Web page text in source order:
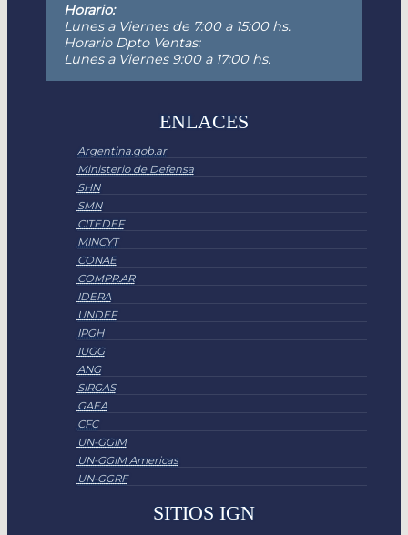
Horario:
Lunes a Viernes de 7:00 a 15:00 hs.
Horario Dpto Ventas:
Lunes a Viernes 9:00 a 17:00 hs.
ENLACES
Argentina.gob.ar
Ministerio de Defensa
SHN
SMN
CITEDEF
MINCYT
CONAE
COMPR.AR
IDERA
UNDEF
IPGH
IUGG
ANG
SIRGAS
GAEA
CFC
UN-GGIM
UN-GGIM Americas
UN-GGRF
SITIOS IGN